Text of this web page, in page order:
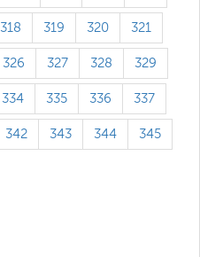
318 319 320 321
326 327 328 329
334 335 336 337
342 343 344 345